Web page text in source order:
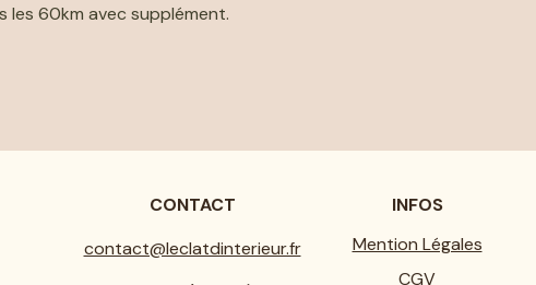
les 60km avec supplément.
CONTACT
contact@leclatdinterieur.fr
INFOS
Mention Légales
CGV